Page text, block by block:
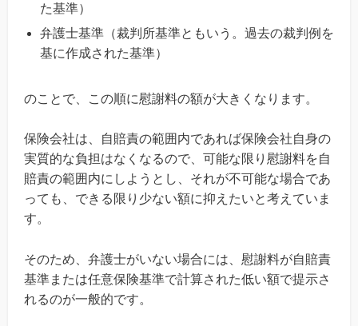
た基準）
弁護士基準（裁判所基準ともいう。過去の裁判例を
基に作成された基準）
のことで、この順に慰謝料の額が大きくなります。
保険会社は、自賠責の範囲内であれば保険会社自身の
実質的な負担はなくなるので、可能な限り慰謝料を自
賠責の範囲内にしようとし、それが不可能な場合であ
っても、できる限り少ない額に抑えたいと考えていま
す。
そのため、弁護士がいない場合には、慰謝料が自賠責
基準または任意保険基準で計算された低い額で提示さ
れるのが一般的です。